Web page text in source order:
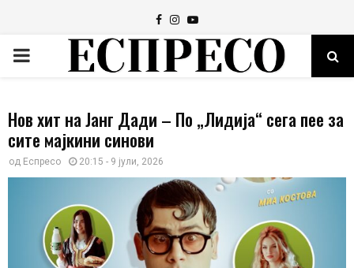
Facebook
Instagram
Youtube
PRIMARY
Нов хит на Јанг Дади – По „Лидија“ сега пее за
сите мајкини синови
од Еспресо 20:15 - 9 јули, 2026